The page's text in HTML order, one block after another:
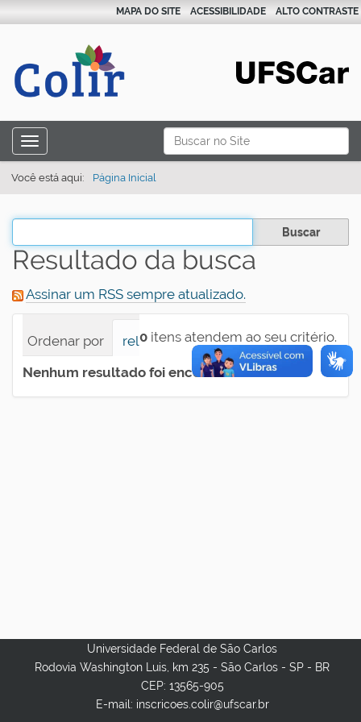
Busca
Busca Avançada…
MAPA DO SITE ACESSIBILIDADE ALTO CONTRASTE
Toggle navigation
Você está aqui: Página Inicial
Filtrar os resultados
Resultado da busca
Assinar um RSS sempre atualizado.
0 itens atendem ao seu critério.
Ordenar por relevância
data (mais recente
Nenhum resultado foi encontrado.
Universidade Federal de São Carlos
Rodovia Washington Luis, km 235 - São Carlos - SP - BR
CEP: 13565-905
E-mail: inscricoes.colir@ufscar.br